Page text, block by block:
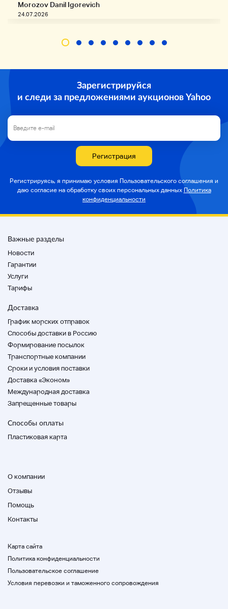
Рекомендуется для базы!
(вырезана 1230034).
Никакого сдавливания масла.
царапина.
Однако нет ни трещины, ни трещины.
До сих пор можно использовать детали.
Для тех, кого не волнуют царапины.
Пожалуйста, закончите с баффами и помогите
Morozov Danil Igorevich
24.07.2026
Зарегистрируйся
и следи за предложениями аукционов Yahoo
Регистрация
Регистрируясь, я принимаю условия Пользовательского соглашения и
даю согласие на обработку своих персональных данных Политика
конфиденциальности
Важные разделы
Новости
Гарантии
Услуги
Тарифы
Доставка
График морских отправок
Способы доставки в Россию
Формирование посылок
Транспортные компании
Cроки и условия поставки
Доставка «Эконом»
Международная доставка
Запрещенные товары
Способы оплаты
Пластиковая карта
О компании
Отзывы
Помощь
Контакты
Карта сайта
Политика конфиденциальности
Пользовательское соглашение
Условия перевозки и таможенного сопровождения